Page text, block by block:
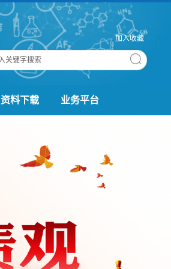
加入收藏
资料下载 业务平台